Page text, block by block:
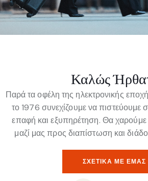
Καλώς
Παρά τα οφέλη της ηλεκτρονικής
το 1976 συνεχίζουμε να πιστεύουμε
επαφή και εξυπηρέτηση. Θα χαρούμε
μαζί μας προς διαπίστωση και
ΣΧΕΤΙΚΆ ΜΕ ΕΜΆΣ